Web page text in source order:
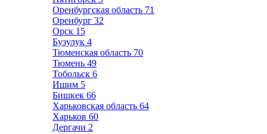
Оренбургская область 71
Оренбург 32
Орск 15
Бузулук 4
Тюменская область 70
Тюмень 49
Тобольск 6
Ишим 5
Бишкек 66
Харьковская область 64
Харьков 60
Дергачи 2